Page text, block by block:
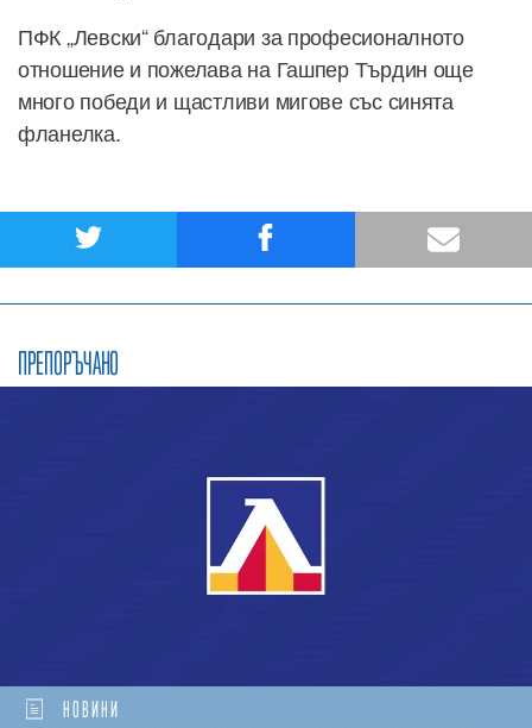
ПФК „Левски“ благодари за професионалното
отношение и пожелава на Гашпер Търдин още
много победи и щастливи мигове със синята
фланелка.
ПРЕПОРЪЧАНО
НОВИНИ